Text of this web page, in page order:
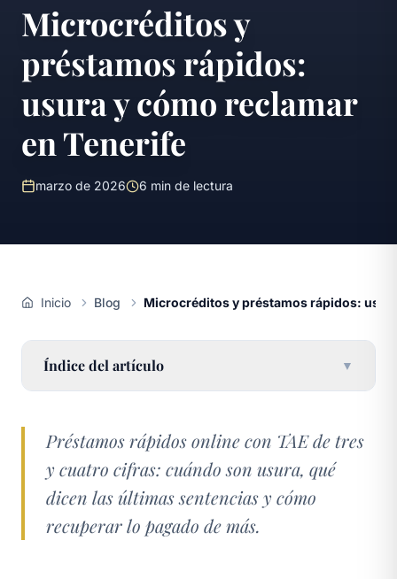
Microcréditos y
préstamos rápidos:
usura y cómo reclamar
en Tenerife
marzo de 2026 6 min de lectura
Inicio Blog Microcréditos y préstamos rápidos:
Índice del artículo ▼
Préstamos rápidos online con TAE de tres
y cuatro cifras: cuándo son usura, qué
dicen las últimas sentencias y cómo
recuperar lo pagado de más.